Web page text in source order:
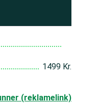
1499 Kr.
(reklamelink)